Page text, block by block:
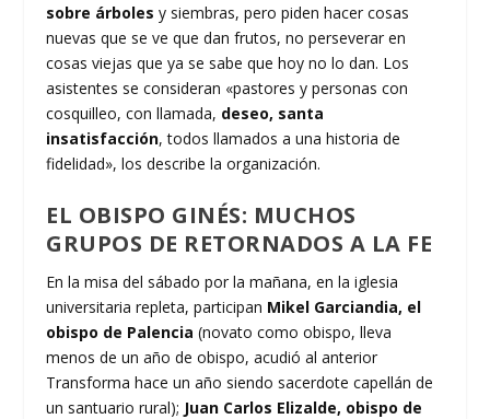
sobre árboles y siembras, pero piden hacer cosas
nuevas que se ve que dan frutos, no perseverar en
cosas viejas que ya se sabe que hoy no lo dan. Los
asistentes se consideran «pastores y personas con
cosquilleo, con llamada, deseo, santa
insatisfacción, todos llamados a una historia de
fidelidad», los describe la organización.
EL OBISPO GINÉS: MUCHOS
GRUPOS DE RETORNADOS A LA FE
En la misa del sábado por la mañana, en la iglesia
universitaria repleta, participan Mikel Garciandia, el
obispo de Palencia (novato como obispo, lleva
menos de un año de obispo, acudió al anterior
Transforma hace un año siendo sacerdote capellán de
un santuario rural); Juan Carlos Elizalde, obispo de